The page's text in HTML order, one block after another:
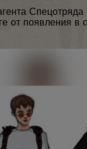
от появления в